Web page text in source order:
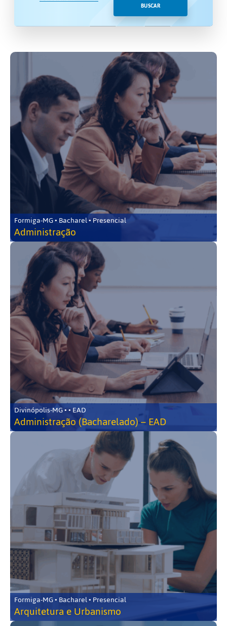
BUSCAR
Formiga-MG • Bacharel • Presencial
Administração
Divinópolis-MG • • EAD
Administração (Bacharelado) – EAD
Formiga-MG • Bacharel • Presencial
Arquitetura e Urbanismo